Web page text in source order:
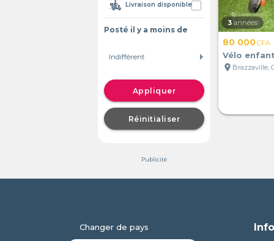
Livraison disponible
Posté il y a moins de
Appliquer
Réinitialiser
Publicité
3 années
80 000CFA
Vélo enfant
location_on Brazzaville,
Changer de pays